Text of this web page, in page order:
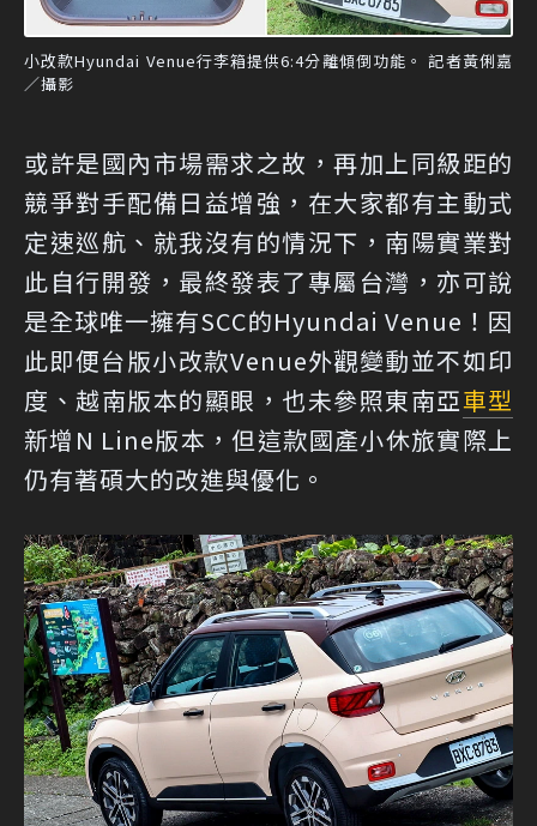
小改款Hyundai Venue行李箱提供6:4分離傾倒功能。 記者黃俐嘉
／攝影
或許是國內市場需求之故，再加上同級距的
競爭對手配備日益增強，在大家都有主動式
定速巡航、就我沒有的情況下，南陽實業對
此自行開發，最終發表了專屬台灣，亦可說
是全球唯一擁有SCC的Hyundai Venue！因
此即便台版小改款Venue外觀變動並不如印
度、越南版本的顯眼，也未參照東南亞車型
新增N Line版本，但這款國產小休旅實際上
仍有著碩大的改進與優化。